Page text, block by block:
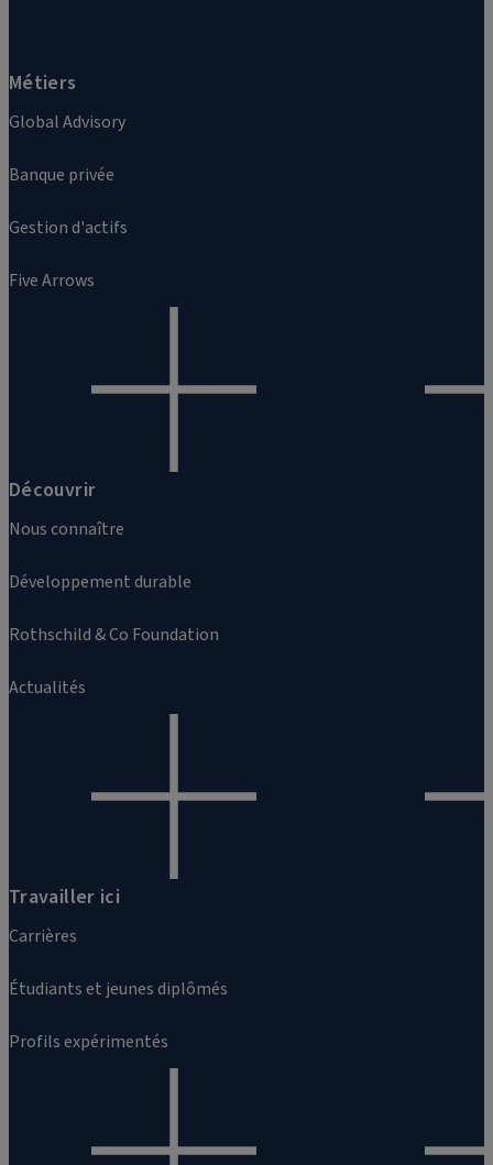
Métiers
Global Advisory
Banque privée
Gestion d'actifs
Five Arrows
Découvrir
Nous connaître
Développement durable
Rothschild & Co Foundation
Actualités
Travailler ici
Carrières
Étudiants et jeunes diplômés
Profils expérimentés